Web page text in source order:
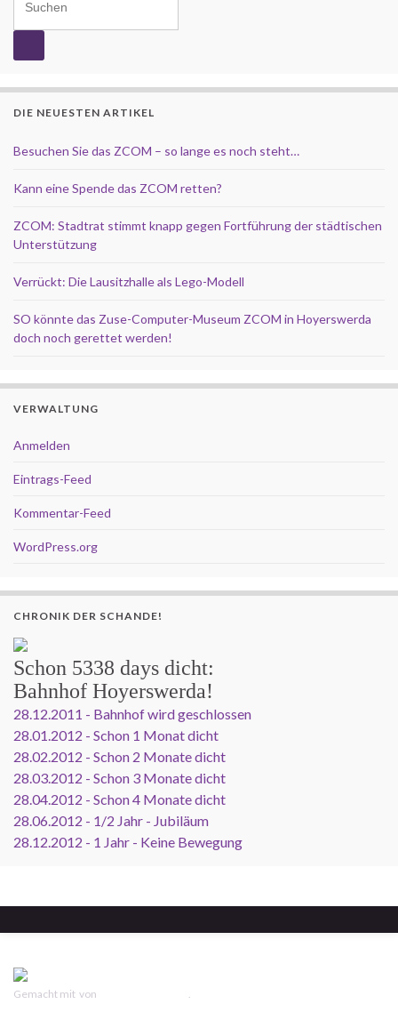
DIE NEUESTEN ARTIKEL
Besuchen Sie das ZCOM – so lange es noch steht…
Kann eine Spende das ZCOM retten?
ZCOM: Stadtrat stimmt knapp gegen Fortführung der städtischen
Unterstützung
Verrückt: Die Lausitzhalle als Lego-Modell
SO könnte das Zuse-Computer-Museum ZCOM in Hoyerswerda
doch noch gerettet werden!
VERWALTUNG
Anmelden
Eintrags-Feed
Kommentar-Feed
WordPress.org
CHRONIK DER SCHANDE!
Schon 5338 days dicht:
Bahnhof Hoyerswerda!
28.12.2011 - Bahnhof wird geschlossen
28.01.2012 - Schon 1 Monat dicht
28.02.2012 - Schon 2 Monate dicht
28.03.2012 - Schon 3 Monate dicht
28.04.2012 - Schon 4 Monate dicht
28.06.2012 - 1/2 Jahr - Jubiläum
28.12.2012 - 1 Jahr - Keine Bewegung
Gemacht mit von .